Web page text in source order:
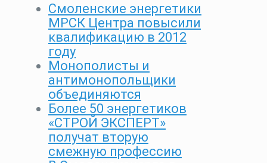
Смоленские энергетики
МРСК Центра повысили
квалификацию в 2012
году
Монополисты и
антимонопольщики
объединяются
Более 50 энергетиков
«СТРОЙ ЭКСПЕРТ»
получат вторую
смежную профессию